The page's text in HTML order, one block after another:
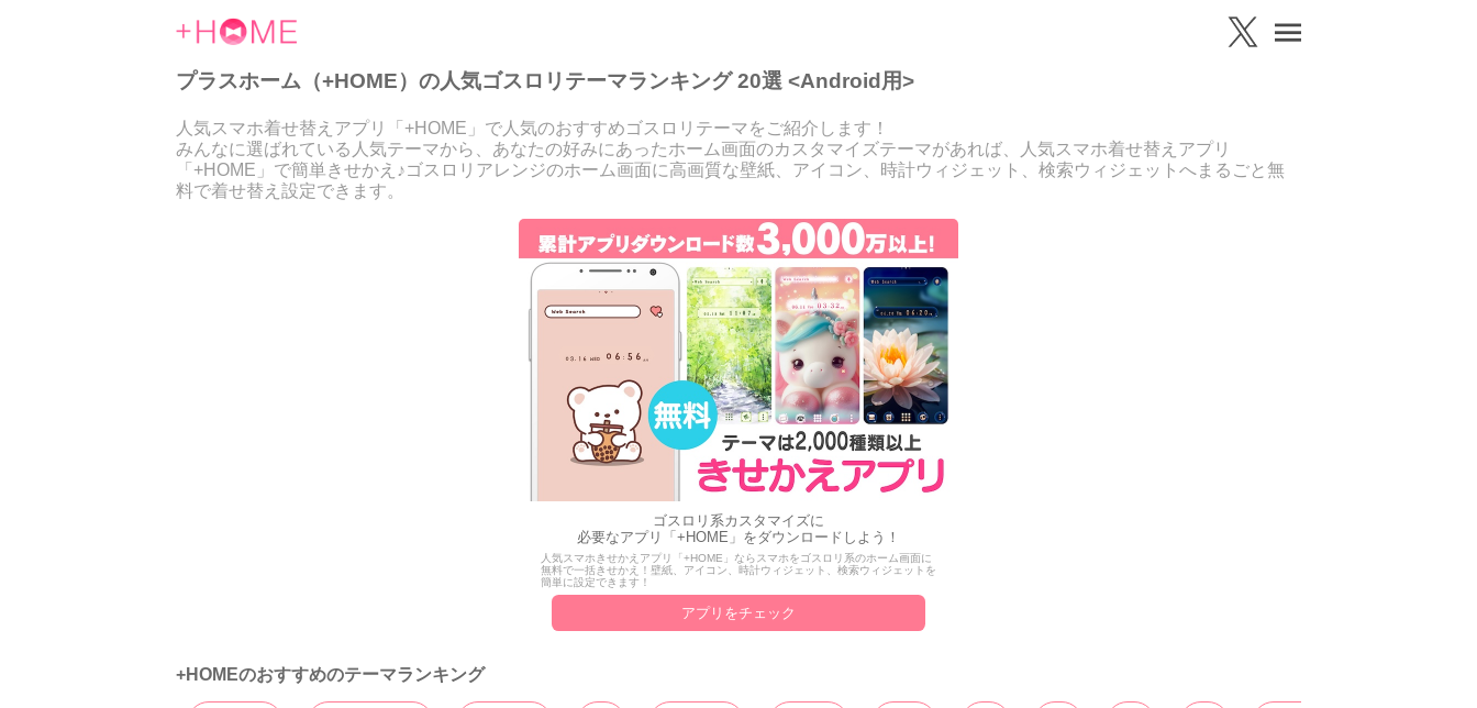
プラスホーム（+HOME）の人気ゴスロリテーマランキング 20選 <Android用>
人気スマホ着せ替えアプリ「+HOME」で人気のおすすめゴスロリテーマをご紹介します！
みんなに選ばれている人気テーマから、あなたの好みにあったホーム画面のカスタマイズテーマがあれば、人気スマホ着せ替えアプリ
「+HOME」で簡単きせかえ♪ゴスロリアレンジのホーム画面に高画質な壁紙、アイコン、時計ウィジェット、検索ウィジェットへまるごと無
料で着せ替え設定できます。
ゴスロリ系カスタマイズに
必要なアプリ「+HOME」をダウンロードしよう！
人気スマホきせかえアプリ「+HOME」ならスマホをゴスロリ系のホーム画面に
無料で一括きせかえ！壁紙、アイコン、時計ウィジェット、検索ウィジェットを
簡単に設定できます！
アプリをチェック
+HOMEのおすすめのテーマランキング